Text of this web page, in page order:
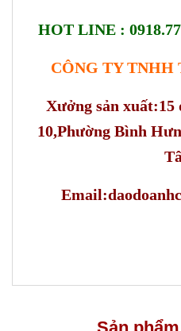
HOT LINE :
CÔNG TY
Xưởng sản xuất:15
10,Phường Bình